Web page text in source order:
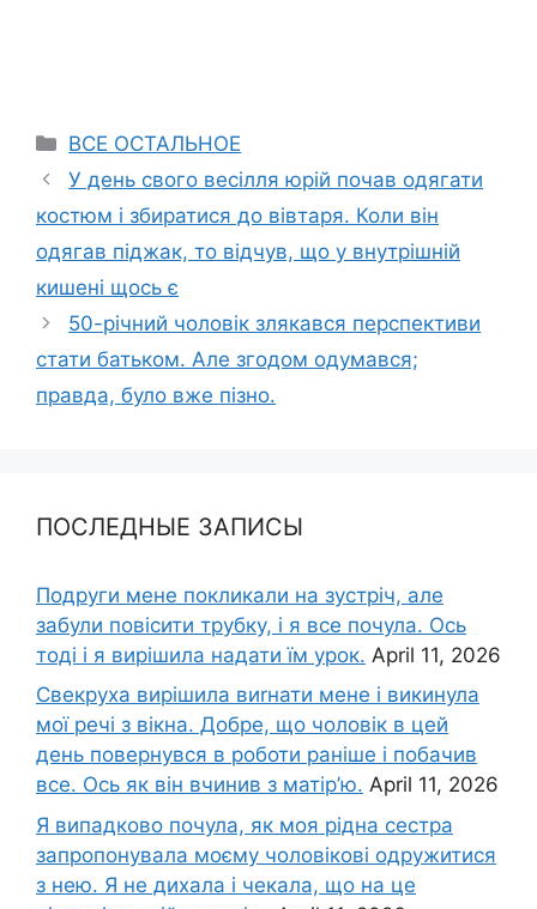
Categories
ВСЕ ОСТАЛЬНОЕ
У день свого весілля юрій почав одягати
костюм і збиратися до вівтаря. Коли він
одягав піджак, то відчув, що у внутрішній
кишені щось є
50-річний чоловік злякaвcя перспективи
стати батьком. Але згодом одумався;
правда, було вже пізно.
ПОСЛЕДНЫЕ ЗАПИСЫ
Подруги мене покликали на зустріч, але
забули повісити трубку, і я все почула. Ось
тоді і я вирішила надати їм урок. April 11, 2026
Свекруха вирішила виrнати мене і викинула
мої речі з вікна. Добре, що чоловік в цей
день повернувся в роботи раніше і побачив
все. Ось як він вчинив з матір’ю. April 11, 2026
Я випадково почула, як моя рідна сестра
запропонувала моєму чоловікові одружитися
з нею. Я не дихала і чекала, що на це